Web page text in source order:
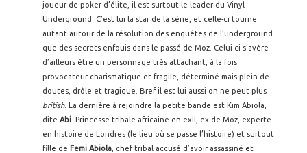
joueur de poker d’élite, il est surtout le leader du Vinyl
Underground. C’est lui la star de la série, et celle-ci tourne
autant autour de la résolution des enquêtes de l’underground
que des secrets enfouis dans le passé de Moz. Celui-ci s’avère
d’ailleurs être un personnage très attachant, à la fois
provocateur charismatique et fragile, déterminé mais plein de
doutes, drôle et tragique. Bref il est lui aussi on ne peut plus
british. La dernière à rejoindre la petite bande est Kim Abiola,
dite Abi . Princesse tribale africaine en exil, ex de Moz, experte
en histoire de Londres (le lieu où se passe l’histoire) et surtout
fille de Femi Abiola , chef tribal accusé d’avoir assassiné et